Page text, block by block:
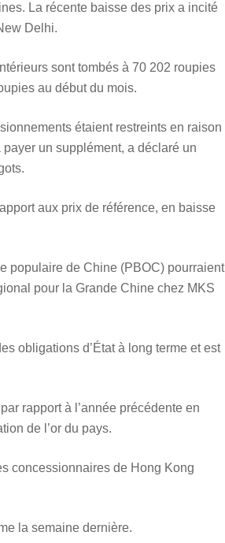
La récente baisse des prix a incité
Delhi.
sont tombés à 70 202 roupies
au début du mois.
étaient restreints en raison
un supplément, a déclaré un
aux prix de référence, en baisse
populaire de Chine (PBOC) pourraient
pour la Grande Chine chez MKS
obligations d’État à long terme et est
rapport à l’année précédente en
de l’or du pays.
concessionnaires de Hong Kong
la semaine dernière.